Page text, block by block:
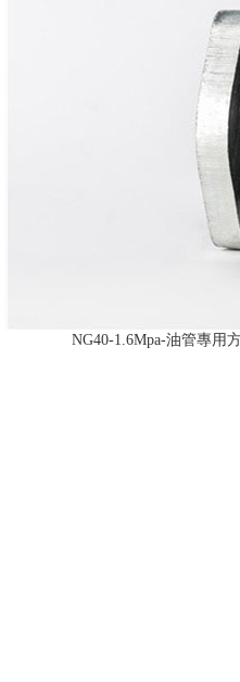
NG40-1.6Mpa-油管專用